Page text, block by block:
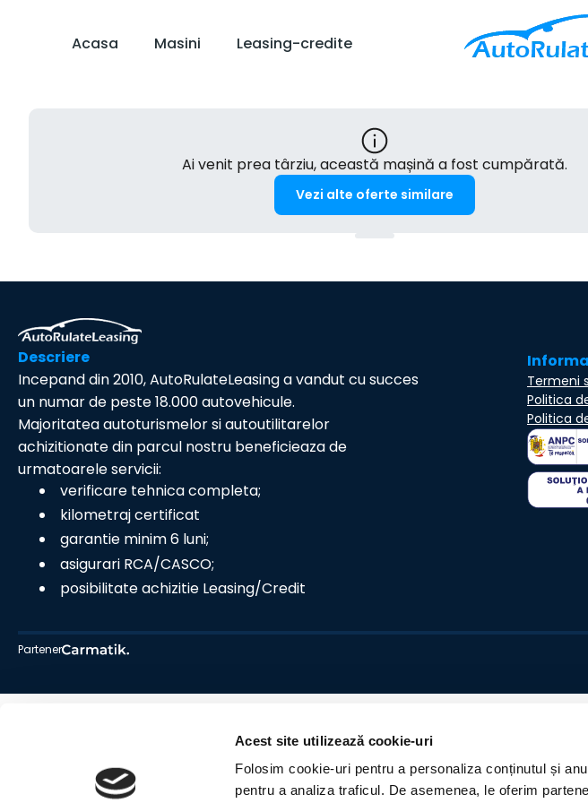
Acest site utilizează cookie-uri
Folosim cookie-uri pentru a personaliza conținutul și
pentru a analiza traficul. De asemenea, le oferim
Acasa Masini Leasing-credite
Ai venit prea târziu, această mașină a fost cumpărată.
Vezi alte oferte similare
Descriere
Incepand din 2010, AutoRulateLeasing a vandut cu succes
un numar de peste 18.000 autovehicule.
Majoritatea autoturismelor si autoutilitarelor
achizitionate din parcul nostru beneficieaza de
urmatoarele servicii:
verificare tehnica completa;
kilometraj certificat
garantie minim 6 luni;
asigurari RCA/CASCO;
posibilitate achizitie Leasing/Credit
Termeni
Politica
Politica
Partener